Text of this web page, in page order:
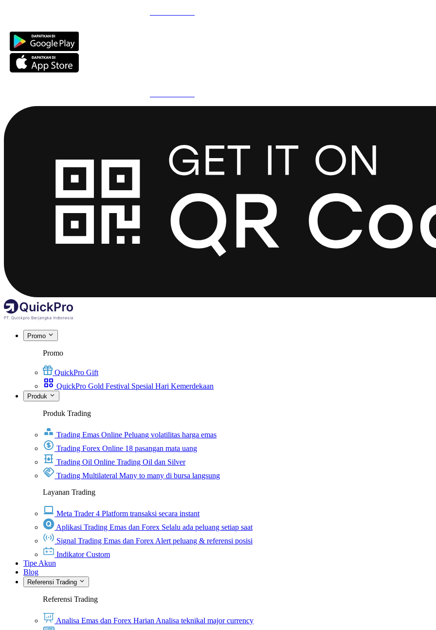
Promo
Promo
QuickPro Gift
QuickPro Gold Festival Spesial Hari Kemerdekaan
Produk
Produk Trading
Trading Emas Online Peluang volatilitas harga emas
Trading Forex Online 18 pasangan mata uang
Trading Oil Online Trading Oil dan Silver
Trading Multilateral Many to many di bursa langsung
Layanan Trading
Meta Trader 4 Platform transaksi secara instant
Aplikasi Trading Emas dan Forex Selalu ada peluang setiap saat
Signal Trading Emas dan Forex Alert peluang & referensi posisi
Indikator Custom
Tipe Akun
Blog
Referensi Trading
Referensi Trading
Analisa Emas dan Forex HarianAnalisa teknikal major currency